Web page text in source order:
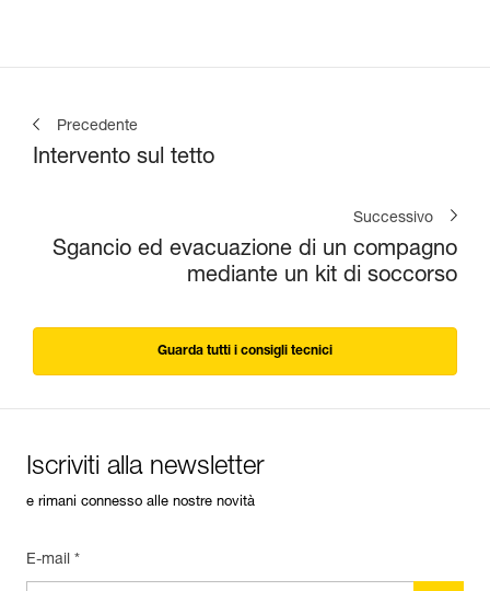
Precedente
Intervento sul tetto
Successivo
Sgancio ed evacuazione di un compagno
mediante un kit di soccorso
Guarda tutti i consigli tecnici
Iscriviti alla newsletter
e rimani connesso alle nostre novità
E-mail *